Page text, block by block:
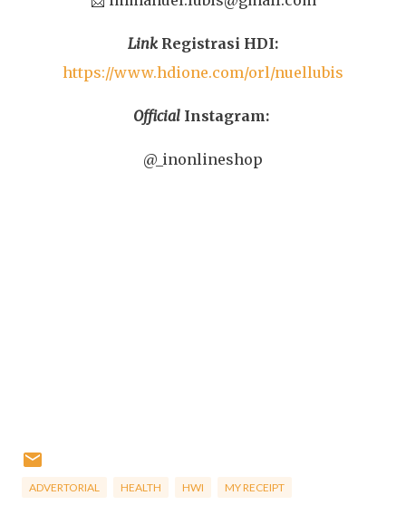
Link Registrasi HDI:
https://www.hdione.com/orl/nuellubis
Official Instagram:
@_inonlineshop
ADVERTORIAL HEALTH HWI MY RECEIPT